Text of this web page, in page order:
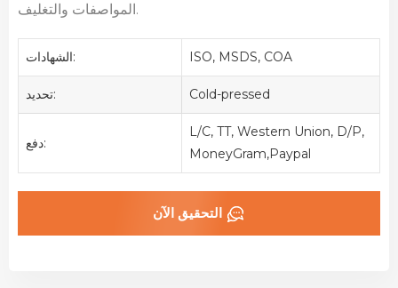
المواصفات والتغليف.
الشهادات: ISO, MSDS, COA
تحديد: Cold-pressed
دفع:
L/C, TT, Western Union, D/P,
MoneyGram,Paypal
التحقيق الآن